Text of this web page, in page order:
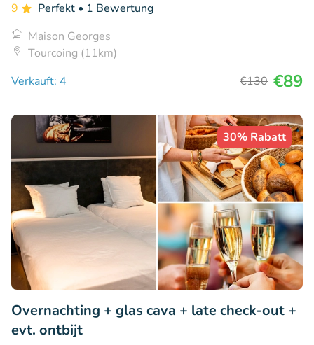
9 Perfekt • 1 Bewertung
Maison Georges
Tourcoing (11km)
Verkauft: 4
€130 €89
30% Rabatt
Overnachting + glas cava + late check-out +
evt. ontbijt